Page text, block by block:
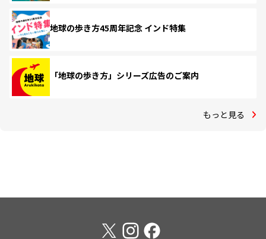
地球の歩き方45周年記念 インド特集
「地球の歩き方」シリーズ広告のご案内
もっと見る